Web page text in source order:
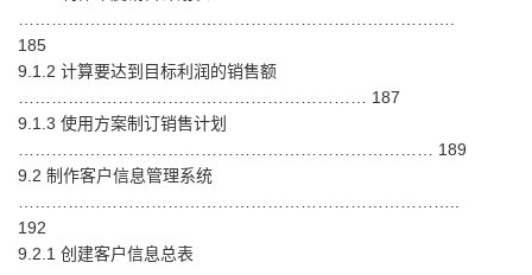
185
9.1.2 计算要达到目标利润的销售额
……………………………………………………… 187
9.1.3 使用方案制订销售计划
………………………………………………………………… 189
9.2 制作客户信息管理系统
192
9.2.1 创建客户信息总表